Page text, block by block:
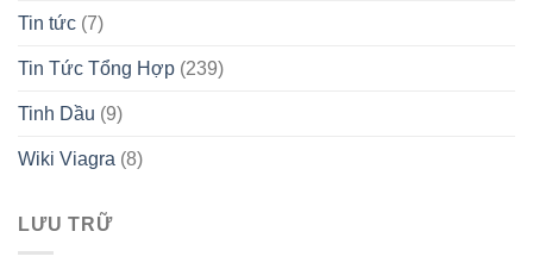
Tin tức (7)
Tin Tức Tổng Hợp (239)
Tinh Dầu (9)
Wiki Viagra (8)
LƯU TRỮ